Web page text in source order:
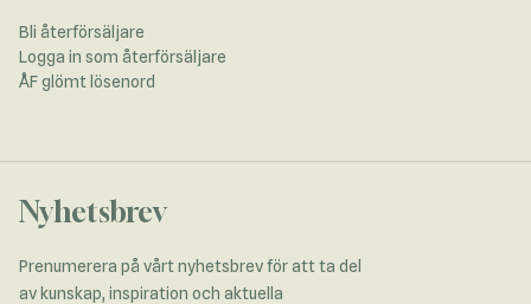
Bli återförsäljare
Logga in som återförsäljare
ÅF glömt lösenord
Nyhetsbrev
Prenumerera på vårt nyhetsbrev för att ta del
av kunskap, inspiration och aktuella